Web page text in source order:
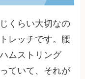
くらい大切なの
レッチです。腰
ムストリング
ていて、それが